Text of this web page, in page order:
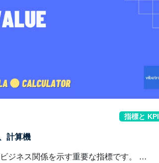
指標と KPI
計算機
ジネス関係を示す重要な指標です。 …